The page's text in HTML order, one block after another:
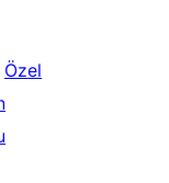
Özel